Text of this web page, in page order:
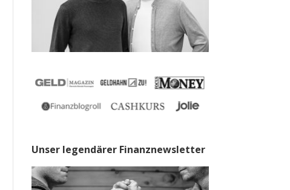
Unser legendärer Finanznewsletter